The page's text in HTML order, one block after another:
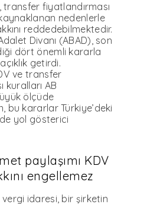
fiyatlandırma­sı
nedenlerle
reddedebilmektedir.
Divanı (ABAD), son
dört önemli kararla
getirdi.
ve transfer
kuralları AB
ölçüde
bu kararlar Türkiye’deki
yol gösterici
paylaşımı KDV
engellemez
idaresi, bir şirketin